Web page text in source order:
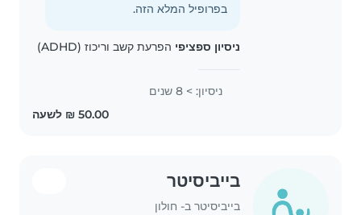
בפרופיל המלא הזה.
ניסיון ספציפי הפרעת קשב וריכוז (ADHD)
ניסיון: > 8 שנים
בייביסיטר
בייביסיטר ב- חולון